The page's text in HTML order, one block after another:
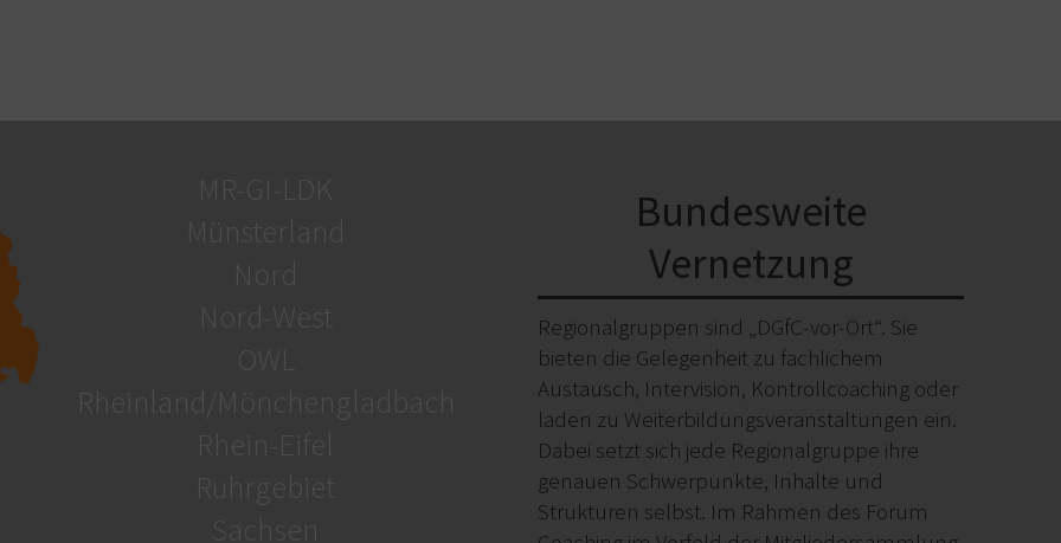
Bundesweite
Vernetzung
Regionalgruppen sind „DGfC-vor-Ort“. Sie
bieten die Gelegenheit zu fachlichem
Austausch, Intervision, Kontrollcoaching oder
laden zu Weiterbildungsveranstaltungen ein.
Dabei setzt sich jede Regionalgruppe ihre
genauen Schwerpunkte, Inhalte und
Strukturen selbst. Im Rahmen des Forum